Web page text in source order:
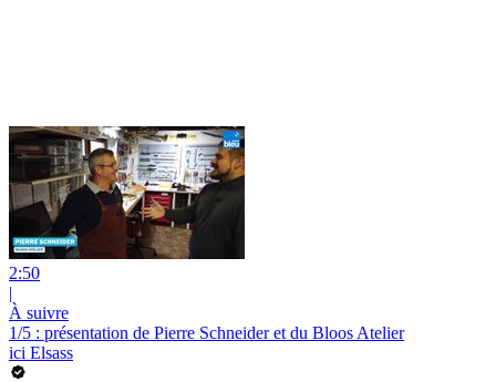
2:50
|
À suivre
1/5 : présentation de Pierre Schneider et du Bloos Atelier
ici Elsass